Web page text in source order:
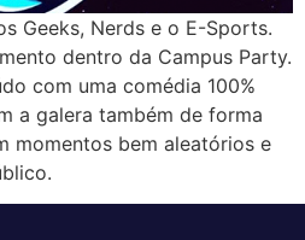
Geeks, Nerds e o E-Sports.
dentro da Campus Party.
com uma comédia 100%
a galera também de forma
momentos bem aleatórios e